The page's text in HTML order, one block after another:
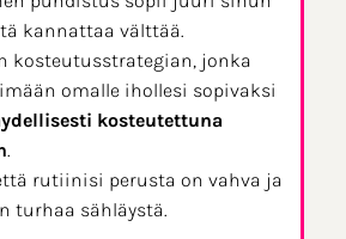
kannattaa välttää.
kosteutusstrategian, jonka
omalle ihollesi sopivaksi
kosteutettuna
.
rutiinisi perusta on vahva ja
turhaa sähläystä.